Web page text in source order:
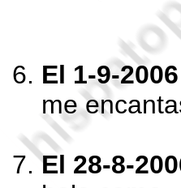
El 1-9-2006
me
El 28-8-